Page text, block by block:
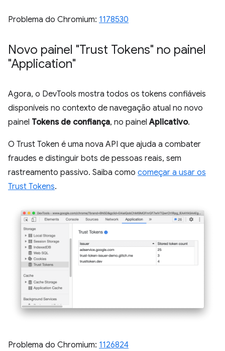
Problema do Chromium: 1178530
Novo painel "Trust Tokens" no painel
"Application"
Agora, o DevTools mostra todos os tokens confiáveis
disponíveis no contexto de navegação atual no novo
painel Tokens de confiança, no painelAplicativo.
O Trust Token é uma nova API que ajuda a combater
fraudes e distinguir bots de pessoas reais, sem
rastreamento passivo. Saiba como começar a usar os
Trust Tokens.
Problema do Chromium: 1126824